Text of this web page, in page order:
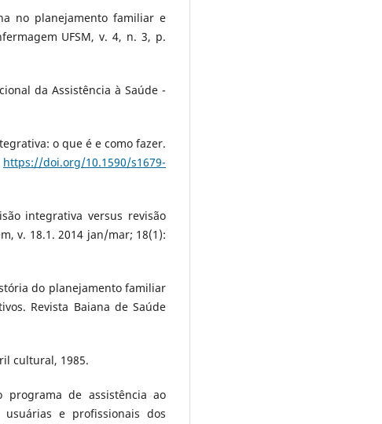
no planejamento familiar e
UFSM, v. 4, n. 3, p.
da Assistência à Saúde -
o que é e como fazer.
https://doi.org/10.1590/s1679-
integrativa versus revisão
v. 18.1. 2014 jan/mar; 18(1):
do planejamento familiar
Revista Baiana de Saúde
cultural, 1985.
programa de assistência ao
e profissionais dos